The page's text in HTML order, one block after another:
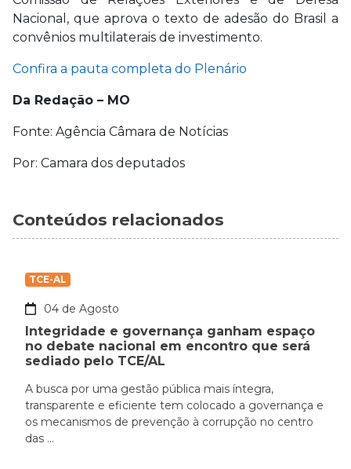
Nacional, que aprova o texto de adesão do Brasil a
convênios multilaterais de investimento.
Confira a pauta completa do Plenário
Da Redação – MO
Fonte: Agência Câmara de Notícias
Por: Camara dos deputados
Conteúdos relacionados
TCE-AL
04 de Agosto
Integridade e governança ganham espaço
no debate nacional em encontro que será
sediado pelo TCE/AL
A busca por uma gestão pública mais íntegra,
transparente e eficiente tem colocado a governança e
os mecanismos de prevenção à corrupção no centro
das ...